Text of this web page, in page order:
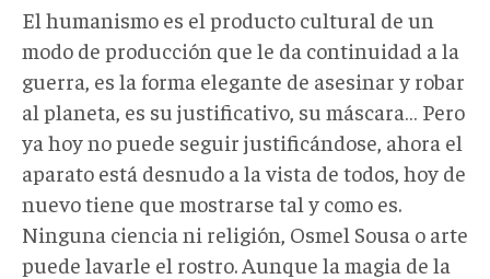
El humanismo es el producto cultural de un
modo de producción que le da continuidad a la
guerra, es la forma elegante de asesinar y robar
al planeta, es su justificativo, su máscara… Pero
ya hoy no puede seguir justificándose, ahora el
aparato está desnudo a la vista de todos, hoy de
nuevo tiene que mostrarse tal y como es.
Ninguna ciencia ni religión, Osmel Sousa o arte
puede lavarle el rostro. Aunque la magia de la